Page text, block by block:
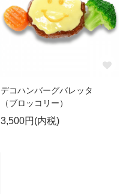
デコハンバーグバレッタ
（ブロッコリー）
3,500円(内税)